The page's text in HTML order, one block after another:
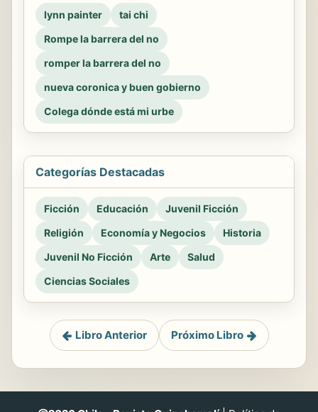
lynn painter
tai chi
Rompe la barrera del no
romper la barrera del no
nueva coronica y buen gobierno
Colega dónde está mi urbe
Categorías Destacadas
Ficción Educación
Juvenil Ficción
Religión
Economía y Negocios
Historia
Juvenil No Ficción
Arte
Salud
Ciencias Sociales
Libro Anterior Próximo Libro